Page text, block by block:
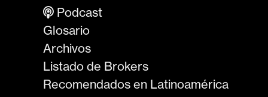
Podcast
Glosario
Archivos
Listado de Brokers
Recomendados en Latinoamérica